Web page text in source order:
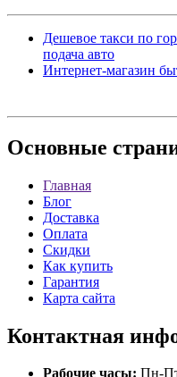
Дешевое такси по
подача авто
Интернет-магазин
Основные
Главная
Блог
Доставка
Оплата
Скидки
Как купить
Гарантия
Карта сайта
Контактная
Рабочие часы: Пн-